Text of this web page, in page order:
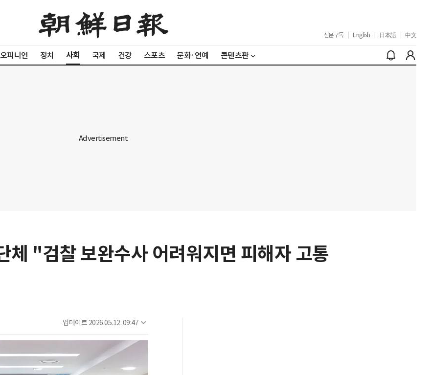
신문구독 English 日本語 中文
오피니언 정치 사회 국제 건강 스포츠 문화·연예 콘텐츠판
체 "검찰 보완수사 어려워지면 피해자 고통
업데이트 2026.05.12. 09:47